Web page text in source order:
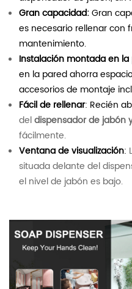
Gran capacidad:Gran
es necesario rellenar con
mantenimiento.
Instalación montada en la
en la pared ahorra
accesorios de montaje
Fácil de rellenar: Recién
deldispensador de jabón
fácilmente.
Ventana de visualización:
situada delante del
el nivel de jabón es bajo.